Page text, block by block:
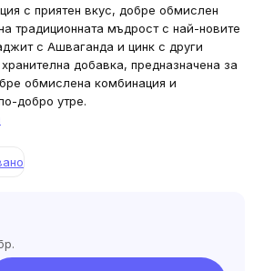
с приятен вкус, добре обмислен
традиционната мъдрост с най-новите
с Ашваганда и цинк с други
добавка, предназначена за
обмислена комбинация и
добро утре.